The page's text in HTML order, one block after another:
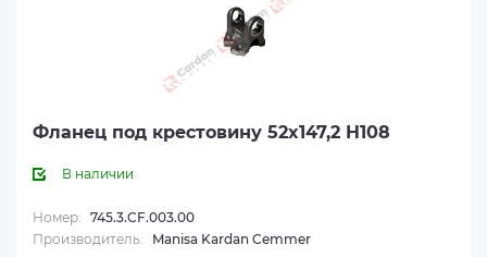
Фланец под крестовину 52x147,2 H108
В наличии
Номер: 745.3.CF.003.00
Производитель:
Manisa Kardan Cemmer